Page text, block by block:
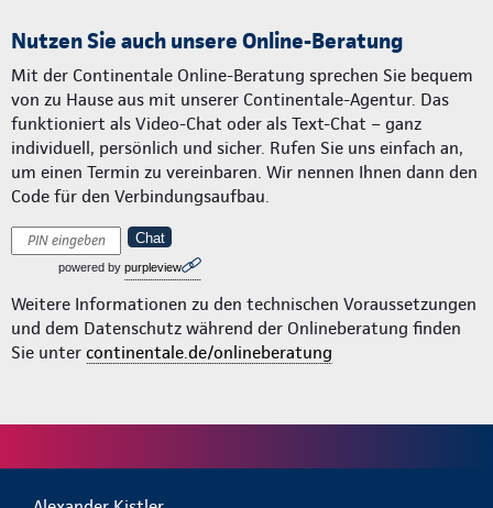
Nutzen Sie auch unsere Online-Beratung
Mit der Continentale Online-Beratung sprechen Sie bequem
von zu Hause aus mit unserer Continentale-Agentur. Das
funktioniert als Video-Chat oder als Text-Chat – ganz
individuell, persönlich und sicher. Rufen Sie uns einfach an,
um einen Termin zu vereinbaren. Wir nennen Ihnen dann den
Code für den Verbindungsaufbau.
Chat
powered by purpleview
Weitere Informationen zu den technischen Voraussetzungen
und dem Datenschutz während der Onlineberatung finden
Sie unter continentale.de/onlineberatung